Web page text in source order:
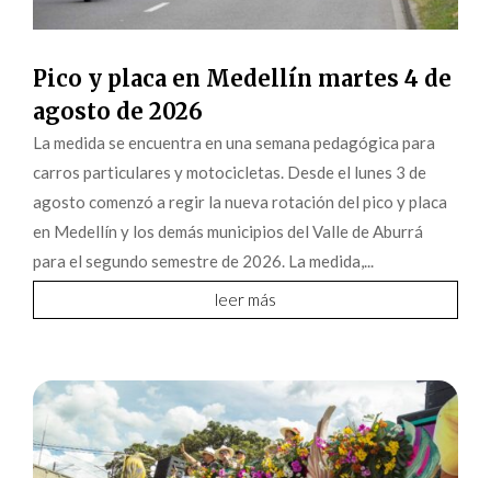
Pico y placa en Medellín martes 4 de
agosto de 2026
La medida se encuentra en una semana pedagógica para
carros particulares y motocicletas. Desde el lunes 3 de
agosto comenzó a regir la nueva rotación del pico y placa
en Medellín y los demás municipios del Valle de Aburrá
para el segundo semestre de 2026. La medida,...
leer más